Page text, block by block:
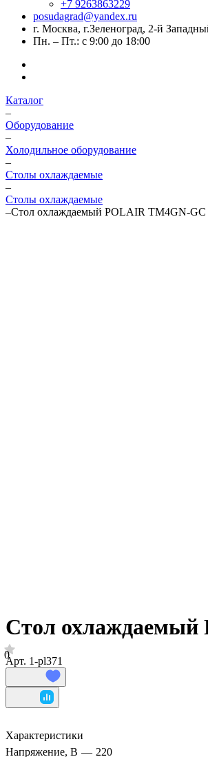
+7 9263863229
posudagrad@yandex.ru
г. Москва, г.Зеленоград, 2-й
Пн. – Пт.: с 9:00 до 18:00
Каталог
–
Оборудование
–
Холодильное оборудование
–
Столы охлаждаемые
–
Столы охлаждаемые
–Стол охлаждаемый POLAIR TM4GN-GC
Стол охлаждаемый
0
Арт. 1-pl371
Характеристики
Напряжение, В — 220